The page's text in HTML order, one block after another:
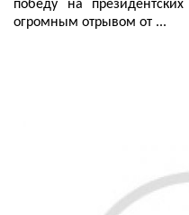
победу на
огромным отрывом от ...